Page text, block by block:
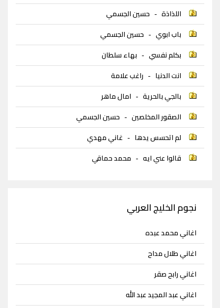
اللذاذة - حسين الجسمي
باب ابوي - حسين الجسمي
بكلم نفسي - بهاء سلطان
انت الدنيا - راغب علامة
بالجي بالحرية - امال ماهر
الصقور المخلصين - حسين الجسمي
لم اتحسس يدها - غاني مهدي
قالوا عني ايه - محمد حماقي
نجوم الخليج العربي
اغاني محمد عبده
اغاني طلال مداح
اغاني رابح صقر
اغاني عبد المجيد عبد الله